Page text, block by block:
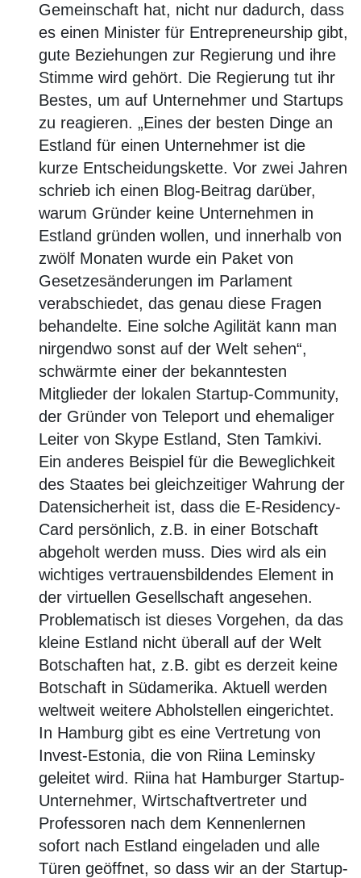
Gemeinschaft hat, nicht nur dadurch, dass
es einen Minister für Entrepreneurship gibt,
gute Beziehungen zur Regierung und ihre
Stimme wird gehört. Die Regierung tut ihr
Bestes, um auf Unternehmer und Startups
zu reagieren. „Eines der besten Dinge an
Estland für einen Unternehmer ist die
kurze Entscheidungskette. Vor zwei Jahren
schrieb ich einen Blog-Beitrag darüber,
warum Gründer keine Unternehmen in
Estland gründen wollen, und innerhalb von
zwölf Monaten wurde ein Paket von
Gesetzesänderungen im Parlament
verabschiedet, das genau diese Fragen
behandelte. Eine solche Agilität kann man
nirgendwo sonst auf der Welt sehen“,
schwärmte einer der bekanntesten
Mitglieder der lokalen Startup-Community,
der Gründer von Teleport und ehemaliger
Leiter von Skype Estland, Sten Tamkivi.
Ein anderes Beispiel für die Beweglichkeit
des Staates bei gleichzeitiger Wahrung der
Datensicherheit ist, dass die E-Residency-
Card persönlich, z.B. in einer Botschaft
abgeholt werden muss. Dies wird als ein
wichtiges vertrauensbildendes Element in
der virtuellen Gesellschaft angesehen.
Problematisch ist dieses Vorgehen, da das
kleine Estland nicht überall auf der Welt
Botschaften hat, z.B. gibt es derzeit keine
Botschaft in Südamerika. Aktuell werden
weltweit weitere Abholstellen eingerichtet.
In Hamburg gibt es eine Vertretung von
Invest-Estonia, die von Riina Leminsky
geleitet wird. Riina hat Hamburger Startup-
Unternehmer, Wirtschaftvertreter und
Professoren nach dem Kennenlernen
sofort nach Estland eingeladen und alle
Türen geöffnet, so dass wir an der Startup-